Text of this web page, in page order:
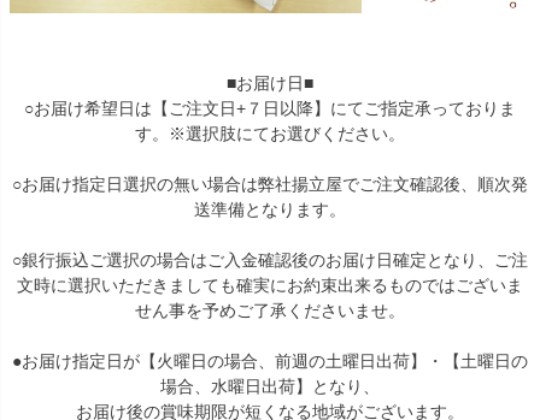
■お届け日■
○お届け希望日は【ご注文日+７日以降】にてご指定承っておりま
す。※選択肢にてお選びください。
○お届け指定日選択の無い場合は弊社揚立屋でご注文確認後、順次発
送準備となります。
○銀行振込ご選択の場合はご入金確認後のお届け日確定となり、ご注
文時に選択いただきましても確実にお約束出来るものではございま
せん事を予めご了承くださいませ。
●お届け指定日が【火曜日の場合、前週の土曜日出荷】・【土曜日の
場合、水曜日出荷】となり、
お届け後の賞味期限が短くなる地域がございます。